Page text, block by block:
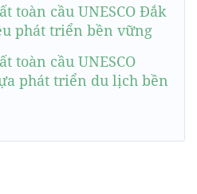
toàn cầu UNESCO Đắk
phát triển bền vững
toàn cầu UNESCO
phát triển du lịch bền